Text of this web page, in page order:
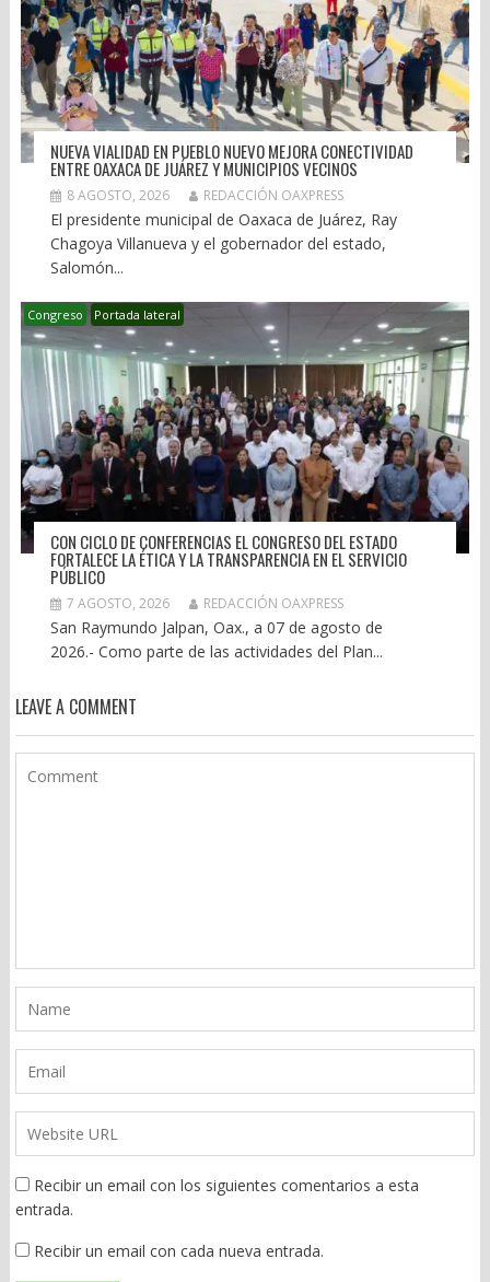
NUEVA VIALIDAD EN PUEBLO NUEVO MEJORA CONECTIVIDAD
ENTRE OAXACA DE JUÁREZ Y MUNICIPIOS VECINOS
8 AGOSTO, 2026 REDACCIÓN OAXPRESS
El presidente municipal de Oaxaca de Juárez, Ray
Chagoya Villanueva y el gobernador del estado,
Salomón...
Congreso Portada lateral
CON CICLO DE CONFERENCIAS EL CONGRESO DEL ESTADO
FORTALECE LA ÉTICA Y LA TRANSPARENCIA EN EL SERVICIO
PÚBLICO
7 AGOSTO, 2026 REDACCIÓN OAXPRESS
San Raymundo Jalpan, Oax., a 07 de agosto de
2026.- Como parte de las actividades del Plan...
LEAVE A COMMENT
Recibir un email con los siguientes comentarios a esta
entrada.
Recibir un email con cada nueva entrada.